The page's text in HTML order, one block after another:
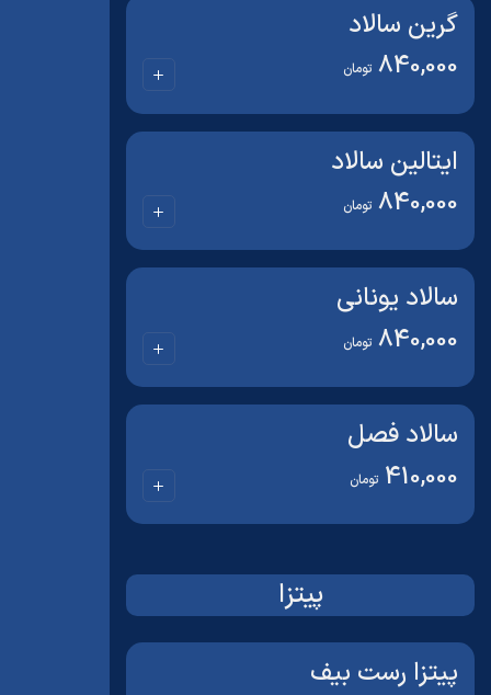
گرین سالاد
840,000 تومان
ایتالین سالاد
840,000 تومان
سالاد یونانی
840,000 تومان
سالاد فصل
410,000 تومان
پیتزا
پیتزا رست بیف